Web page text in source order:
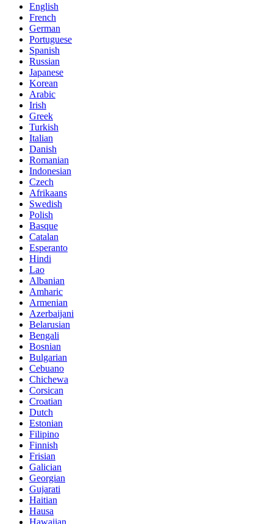
English
French
German
Portuguese
Spanish
Russian
Japanese
Korean
Arabic
Irish
Greek
Turkish
Italian
Danish
Romanian
Indonesian
Czech
Afrikaans
Swedish
Polish
Basque
Catalan
Esperanto
Hindi
Lao
Albanian
Amharic
Armenian
Azerbaijani
Belarusian
Bengali
Bosnian
Bulgarian
Cebuano
Chichewa
Corsican
Croatian
Dutch
Estonian
Filipino
Finnish
Frisian
Galician
Georgian
Gujarati
Haitian
Hausa
Hawaiian